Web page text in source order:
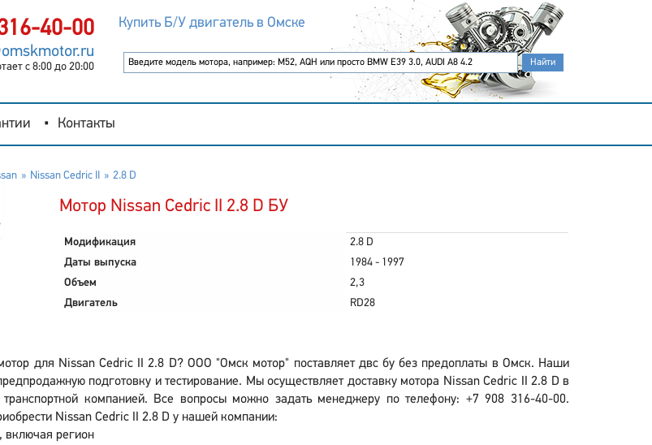
40-00
с 8:00 до 20:00
Купить Б/У двигатель в Омске
Контакты
Nissan Cedric II 2.8 D
Мотор Nissan Cedric II 2.8 D БУ
Модификация
2.8 D
Даты выпуска
1984 - 1997
Объем
2,3
Двигатель
RD28
для Nissan Cedric II 2.8 D? ООО "Омск мотор" поставляет двс бу без предоплаты в Омск. Наши
подготовку и тестирование. Мы осуществляет доставку мотора Nissan Cedric II 2.8 D в
компанией. Все вопросы можно задать менеджеру по телефону: +7 908 316-40-00.
Nissan Cedric II 2.8 D у нашей компании:
включая регион